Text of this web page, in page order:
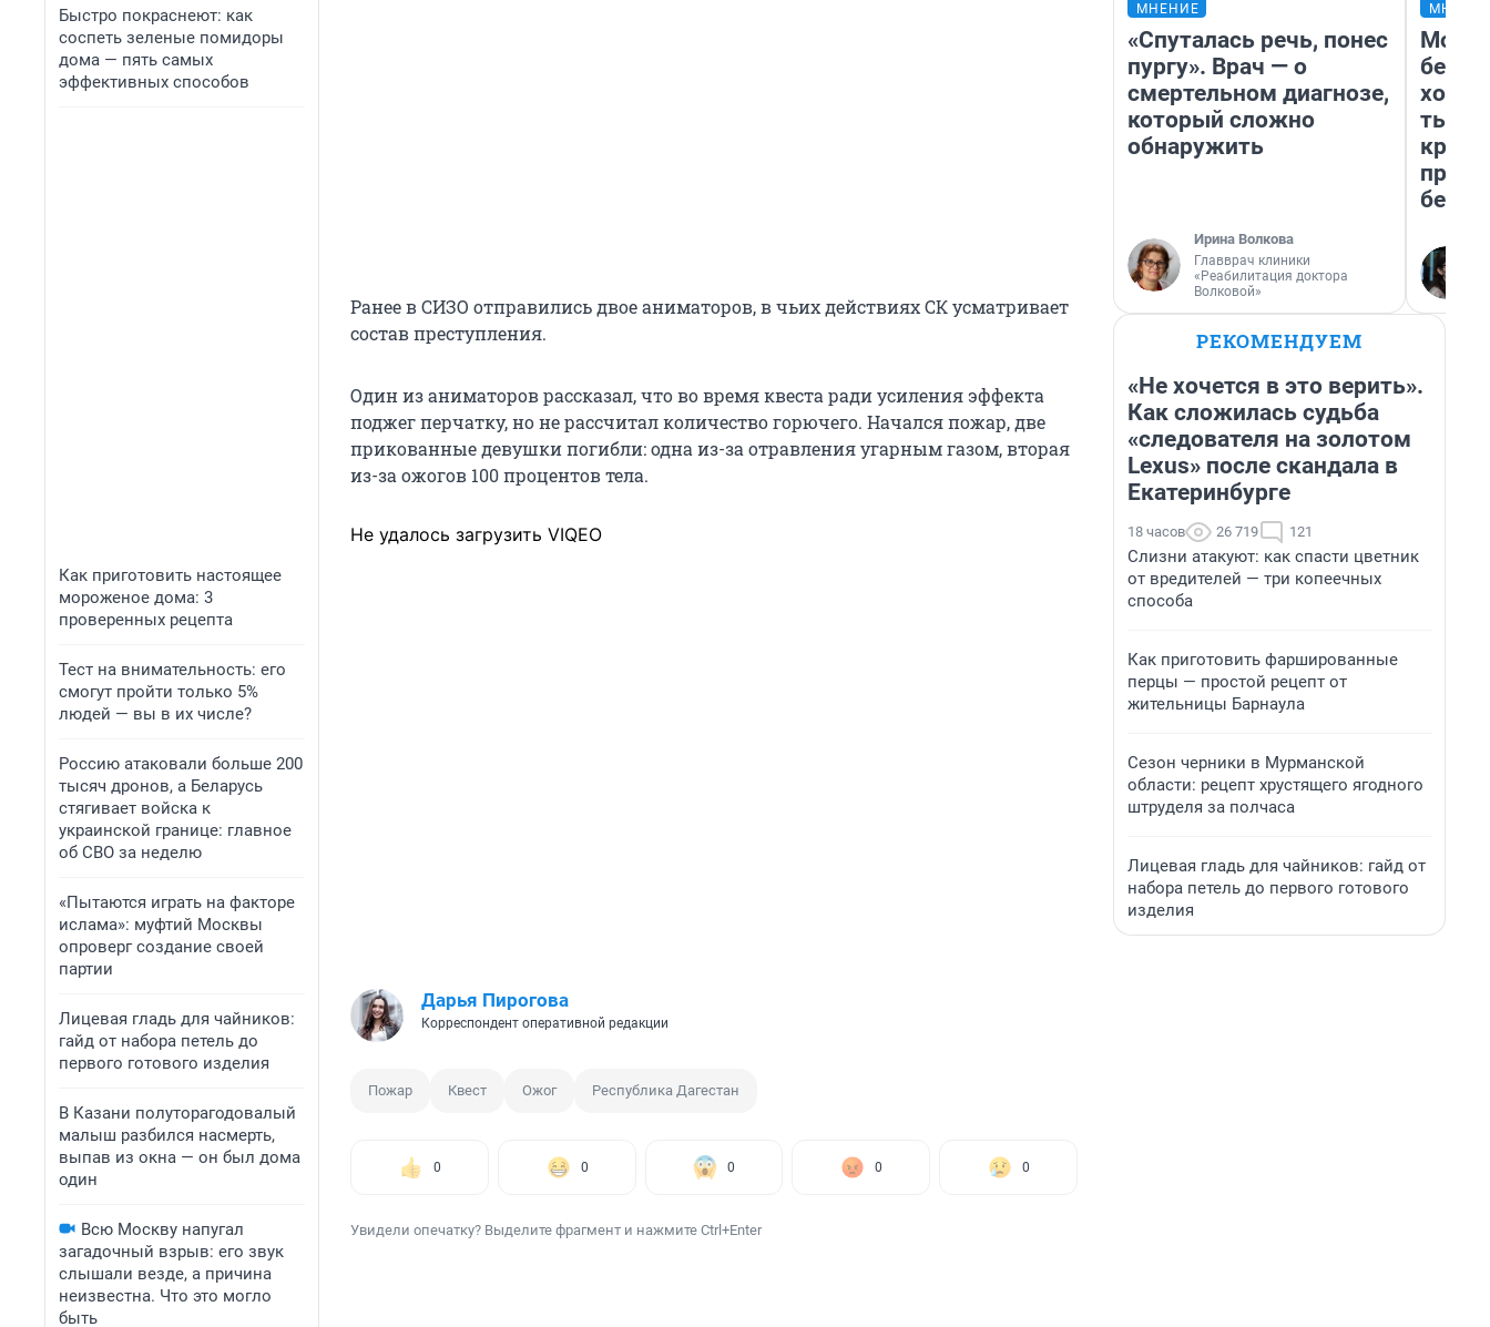
Быстро покраснеют: как
соспеть зеленые помидоры
дома — пять самых
эффективных способов
Как приготовить настоящее
мороженое дома: 3
проверенных рецепта
Тест на внимательность: его
смогут пройти только 5%
людей — вы в их числе?
Россию атаковали больше 200
тысяч дронов, а Беларусь
стягивает войска к
украинской границе: главное
об СВО за неделю
«Пытаются играть на факторе
ислама»: муфтий Москвы
опроверг создание своей
партии
Лицевая гладь для чайников:
гайд от набора петель до
первого готового изделия
В Казани полуторагодовалый
малыш разбился насмерть,
выпав из окна — он был дома
один
Всю Москву напугал
загадочный взрыв: его звук
слышали везде, а причина
неизвестна. Что это могло
быть
Ранее в СИЗО отправились двое аниматоров, в чьих действиях СК усматривает
состав преступления.
Один из аниматоров рассказал, что во время квеста ради усиления эффекта
поджег перчатку, но не рассчитал количество горючего. Начался пожар, две
прикованные девушки погибли: одна из-за отравления угарным газом, вторая
из-за ожогов 100 процентов тела.
Не удалось загрузить VIQEO
Дарья Пирогова
Корреспондент оперативной редакции
Пожар Квест Ожог Республика Дагестан
0 0 0 0 0
Увидели опечатку? Выделите фрагмент и нажмите Ctrl+Enter
МНЕНИЕ
«Спуталась речь, понес
пургу». Врач — о
смертельном диагнозе,
который сложно
обнаружить
Ирина Волкова
Главврач клиники
«Реабилитация доктора
Волковой»
Мой
РЕКОМЕНДУЕМ
«Не хочется в это верить».
Как сложилась судьба
«следователя на золотом
Lexus» после скандала в
Екатеринбурге
18 часов 26 719 121
Слизни атакуют: как спасти цветник
от вредителей — три копеечных
способа
Как приготовить фаршированные
перцы — простой рецепт от
жительницы Барнаула
Сезон черники в Мурманской
области: рецепт хрустящего ягодного
штруделя за полчаса
Лицевая гладь для чайников: гайд от
набора петель до первого готового
изделия